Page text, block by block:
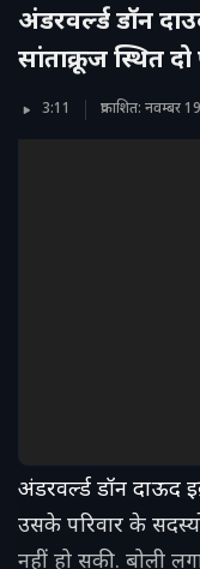
अंडरवर्ल्ड डॉन
सांताक्रूज स्थित
3:11 प्रकाशित: नवम्बर
अंडरवर्ल्ड डॉन दाऊद
उसके परिवार के
नहीं हो सकी. बोली